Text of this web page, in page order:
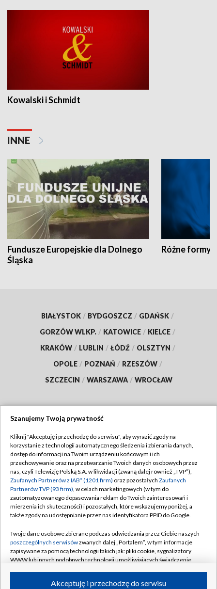
Kowalski i Schmidt
INNE
Fundusze Europejskie dla Dolnego
Śląska
Różne formy
BIAŁYSTOK / BYDGOSZCZ / GDAŃSK /
GORZÓW WLKP. / KATOWICE / KIELCE /
KRAKÓW / LUBLIN / ŁÓDŹ / OLSZTYN /
OPOLE / POZNAŃ / RZESZÓW /
SZCZECIN / WARSZAWA / WROCŁAW
TVP
Abonament TVP
Emisja w TVP
Centrum informacji TVP
Naziemna Telewizja Cyfrowa
Rada Programowa
System NOS
Informacje o nadawcy
Regulamin TVP
Polityka prywatności
Moje zgody
Pomoc
Kontakt
Kanały
Szanujemy Twoją prywatność
Kliknij "Akceptuję i przechodzę do serwisu", aby wyrazić zgody na
korzystanie z technologii automatycznego śledzenia i zbierania danych,
dostęp do informacji na Twoim urządzeniu końcowym i ich
przechowywanie oraz na przetwarzanie Twoich danych osobowych przez
nas, czyli Telewizję Polską S.A. w likwidacji (zwaną dalej również „TVP”),
Zaufanych Partnerów z IAB* (1201 firm) oraz pozostałych Zaufanych
Partnerów TVP (93 firm), w celach marketingowych (w tym do
zautomatyzowanego dopasowania reklam do Twoich zainteresowań i
mierzenia ich skuteczności) i pozostałych, które wskazujemy poniżej, a
także zgody na udostępnianie przez nas identyfikatora PPID do Google.
Twoje dane osobowe zbierane podczas odwiedzania przez Ciebie naszych
poszczególnych serwisówzwanych dalej „Portalem”, w tym informacje
zapisywane za pomocą technologii takich jak: pliki cookie, sygnalizatory
WWW lub innych podobnych technologii umożliwiających świadczenie
ruchu w Internecie.Akceptuję i przechodzę do serwisu